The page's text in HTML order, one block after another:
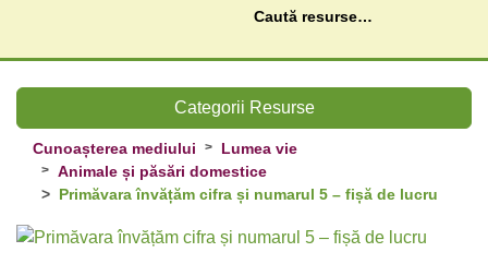
Caută
Categorii Resurse
Cunoașterea mediului
Lumea vie
Animale și păsări domestice
Primăvara învățăm cifra și numarul 5 – fișă de lucru